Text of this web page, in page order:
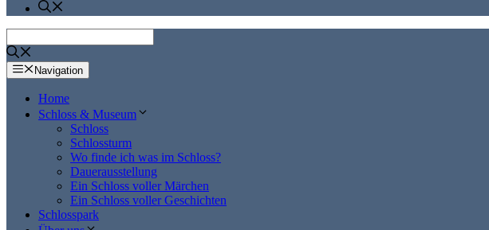
Navigation
Home
Schloss & Museum
Schloss
Schlossturm
Wo finde ich was im Schloss?
Dauerausstellung
Ein Schloss voller Märchen
Ein Schloss voller Geschichten
Schlosspark